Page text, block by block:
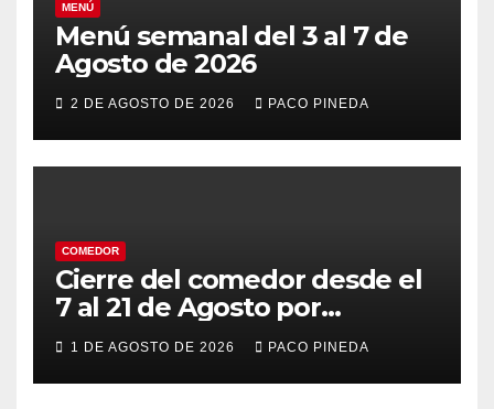
MENÚ
Menú semanal del 3 al 7 de
Agosto de 2026
2 DE AGOSTO DE 2026 PACO PINEDA
COMEDOR
Cierre del comedor desde el
7 al 21 de Agosto por
vacaciones
1 DE AGOSTO DE 2026 PACO PINEDA